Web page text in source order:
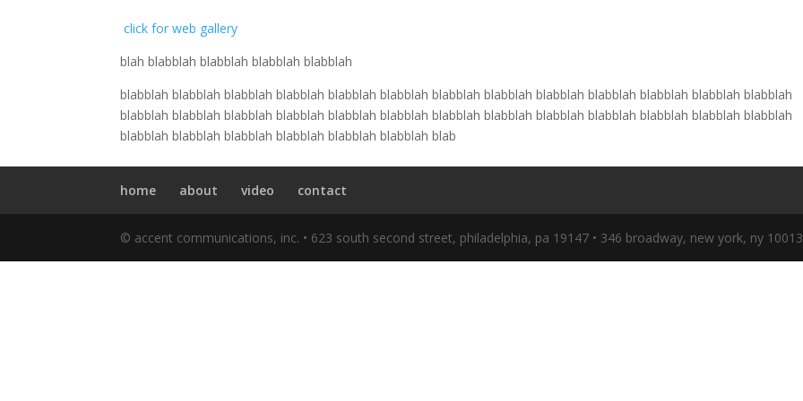
click for web gallery
blah blabblah blabblah blabblah blabblah
blabblah blabblah blabblah blabblah blabblah blabblah blabblah blabblah blabblah blabblah blabblah blabblah blabblah
blabblah blabblah blabblah blabblah blabblah blabblah blabblah blabblah blabblah blabblah blabblah blabblah blabblah
blabblah blabblah blabblah blabblah blabblah blabblah blab
home about video contact
© accent communications, inc. • 623 south second street, philadelphia, pa 19147 • 346 broadway, new york, ny 10013